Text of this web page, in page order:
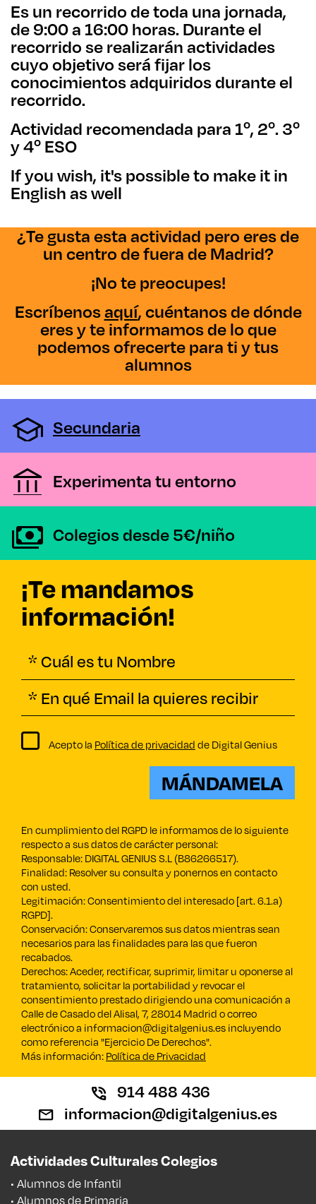
Es un recorrido de toda una jornada,
de 9:00 a 16:00 horas. Durante el
recorrido se realizarán actividades
cuyo objetivo será fijar los
conocimientos adquiridos durante el
recorrido.
Actividad recomendada para 1º, 2º. 3º
y 4º ESO
If you wish, it's possible to make it in
English as well
¿Te gusta esta actividad pero eres de
un centro de fuera de Madrid?
¡No te preocupes!
Escríbenosaquí, cuéntanos de dónde
eres y te informamos de lo que
podemos ofrecerte para ti y tus
alumnos
Secundaria
Experimenta tu entorno
Colegios desde 5€/niño
¡Te mandamos
información!
Acepto la Política de privacidad de Digital Genius
MÁNDAMELA
En cumplimiento del RGPD le informamos de lo siguiente
respecto a sus datos de carácter personal:
Responsable: DIGITAL GENIUS S.L (B86266517).
Finalidad: Resolver su consulta y ponernos en contacto
con usted.
Legitimación: Consentimiento del interesado [art. 6.1.a)
RGPD].
Conservación: Conservaremos sus datos mientras sean
necesarios para las finalidades para las que fueron
recabados.
Derechos: Aceder, rectificar, suprimir, limitar u oponerse al
tratamiento, solicitar la portabilidad y revocar el
consentimiento prestado dirigiendo una comunicación a
Calle de Casado del Alisal, 7, 28014 Madrid o correo
electrónico a informacion@digitalgenius.es incluyendo
como referencia "Ejercicio De Derechos".
Más información: Política de Privacidad
914 488 436
informacion@digitalgenius.es
Actividades Culturales Colegios
• Alumnos de Infantil
• Alumnos de Primaria